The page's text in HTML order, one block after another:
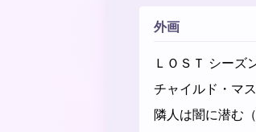
外画
ＬＯＳＴ シーズ
チャイルド・マ
隣人は闇に潜む